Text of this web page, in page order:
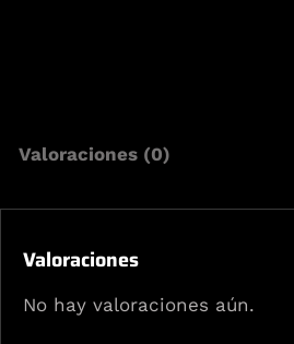
Valoraciones (0)
Valoraciones
No hay valoraciones aún.